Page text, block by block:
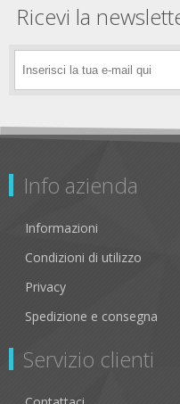
Ricevi la
Info azienda
Informazioni
Condizioni di utilizzo
Privacy
Spedizione e consegna
Servizio clienti